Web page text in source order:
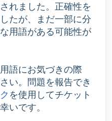
れました。正確性を
たが、まだ一部に分
用語がある可能性が
語にお気づきの際
い。問題を報告でき
を使用してチケット
いです。